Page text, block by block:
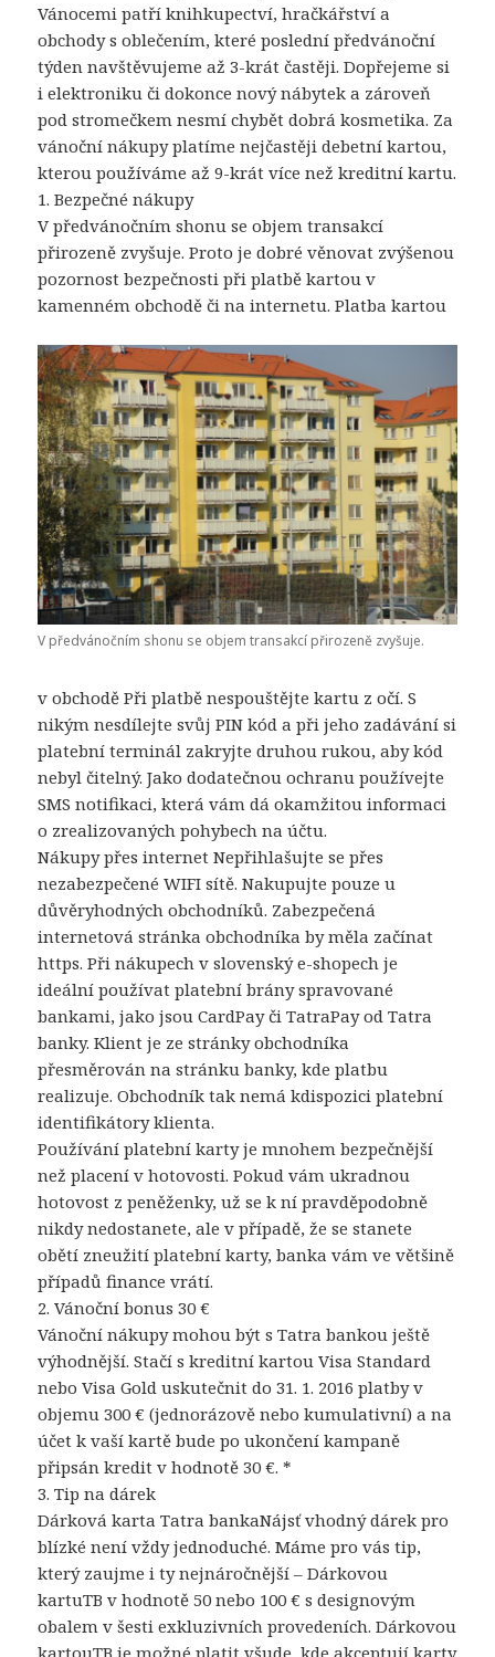
Vánocemi patří knihkupectví, hračkářství a
obchody s oblečením, které poslední předvánoční
týden navštěvujeme až 3-krát častěji. Dopřejeme si
i elektroniku či dokonce nový nábytek a zároveň
pod stromečkem nesmí chybět dobrá kosmetika. Za
vánoční nákupy platíme nejčastěji debetní kartou,
kterou používáme až 9-krát více než kreditní kartu.
1. Bezpečné nákupy
V předvánočním shonu se objem transakcí
přirozeně zvyšuje. Proto je dobré věnovat zvýšenou
pozornost bezpečnosti při platbě kartou v
kamenném obchodě či na internetu. Platba kartou
V předvánočním shonu se objem transakcí přirozeně zvyšuje.
v obchodě Při platbě nespouštějte kartu z očí. S
nikým nesdílejte svůj PIN kód a při jeho zadávání si
platební terminál zakryjte druhou rukou, aby kód
nebyl čitelný. Jako dodatečnou ochranu používejte
SMS notifikaci, která vám dá okamžitou informaci
o zrealizovaných pohybech na účtu.
Nákupy přes internet Nepřihlašujte se přes
nezabezpečené WIFI sítě. Nakupujte pouze u
důvěryhodných obchodníků. Zabezpečená
internetová stránka obchodníka by měla začínat
https. Při nákupech v slovenský e-shopech je
ideální používat platební brány spravované
bankami, jako jsou CardPay či TatraPay od Tatra
banky. Klient je ze stránky obchodníka
přesměrován na stránku banky, kde platbu
realizuje. Obchodník tak nemá kdispozici platební
identifikátory klienta.
Používání platební karty je mnohem bezpečnější
než placení v hotovosti. Pokud vám ukradnou
hotovost z peněženky, už se k ní pravděpodobně
nikdy nedostanete, ale v případě, že se stanete
obětí zneužití platební karty, banka vám ve většině
případů finance vrátí.
2. Vánoční bonus 30 €
Vánoční nákupy mohou být s Tatra bankou ještě
výhodnější. Stačí s kreditní kartou Visa Standard
nebo Visa Gold uskutečnit do 31. 1. 2016 platby v
objemu 300 € (jednorázově nebo kumulativní) a na
účet k vaší kartě bude po ukončení kampaně
připsán kredit v hodnotě 30 €. *
3. Tip na dárek
Dárková karta Tatra bankaNájsť vhodný dárek pro
blízké není vždy jednoduché. Máme pro vás tip,
který zaujme i ty nejnáročnější – Dárkovou
kartuTB v hodnotě 50 nebo 100 € s designovým
obalem v šesti exkluzivních provedeních. Dárkovou
kartouTB je možné platit všude, kde akceptují karty